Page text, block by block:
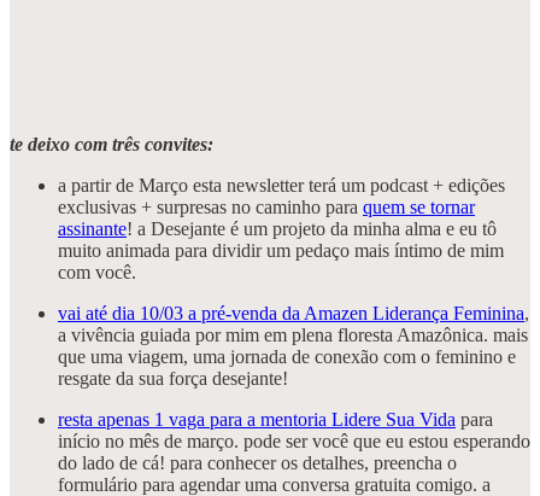
te deixo com três convites:
a partir de Março esta newsletter terá um podcast + edições
exclusivas + surpresas no caminho para quem se tornar
assinante! a Desejante é um projeto da minha alma e eu tô
muito animada para dividir um pedaço mais íntimo de mim
com você.
vai até dia 10/03 a pré-venda da Amazen Liderança Feminina,
a vivência guiada por mim em plena floresta Amazônica. mais
que uma viagem, uma jornada de conexão com o feminino e
resgate da sua força desejante!
resta apenas 1 vaga para a mentoria Lidere Sua Vida para
início no mês de março. pode ser você que eu estou esperando
do lado de cá! para conhecer os detalhes, preencha o
formulário para agendar uma conversa gratuita comigo. a